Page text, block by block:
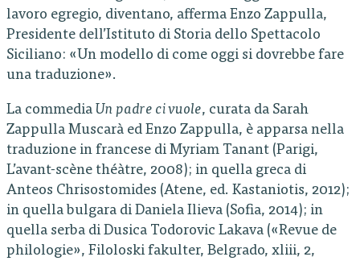
lavoro egregio, diventano, afferma Enzo Zappulla,
Presidente dell’Istituto di Storia dello Spettacolo
Siciliano: «Un modello di come oggi si dovrebbe fare
una traduzione».
La commedia Un padre ci vuole, curata da Sarah
Zappulla Muscarà ed Enzo Zappulla, è apparsa nella
traduzione in francese di Myriam Tanant (Parigi,
L’avant-scène théàtre, 2008); in quella greca di
Anteos Chrisostomides (Atene, ed. Kastaniotis, 2012);
in quella bulgara di Daniela Ilieva (Sofia, 2014); in
quella serba di Dusica Todorovic Lakava («Revue de
philologie», Filoloski fakulter, Belgrado, xliii, 2,